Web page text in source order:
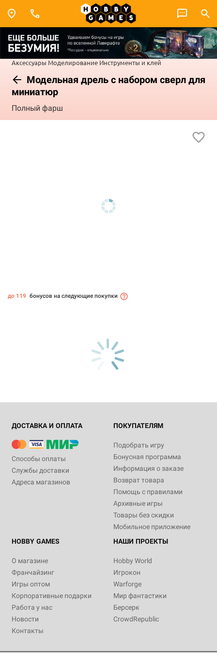
Аксессуары Моделирование Инструменты и клей
Модельная дрель с набором сверл для
миниатюр
Полный фарш
до 119 бонусов на следующие покупки
ДОСТАВКА И ОПЛАТА
Способы оплаты
Службы доставки
Адреса магазинов
ПОКУПАТЕЛЯМ
Подобрать игру
Бонусная программа
Информация о заказе
Возврат товара
Помощь с правилами
Архивные игры
Товары без скидки
Мобильное приложение
HOBBY GAMES
О магазине
Франчайзинг
Игры оптом
Корпоративные подарки
Работа у нас
Новости
Контакты
НАШИ ПРОЕКТЫ
Hobby World
Игрокон
Warforge
Мир фантастики
Берсерк
CrowdRepublic